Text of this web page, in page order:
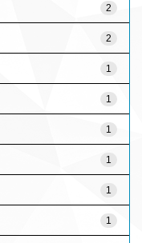
2
2
1
1
1
1
1
1